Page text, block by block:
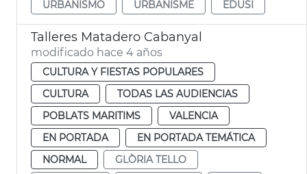
URBANISMO
URBANISME EDUSI
Talleres Matadero Cabanyal
modificado hace 4 años
CULTURA Y FIESTAS POPULARES
CULTURA
TODAS LAS AUDIENCIAS
POBLATS MARITIMS
VALENCIA
EN PORTADA
EN PORTADA TEMÁTICA
NORMAL
GLÒRIA TELLO